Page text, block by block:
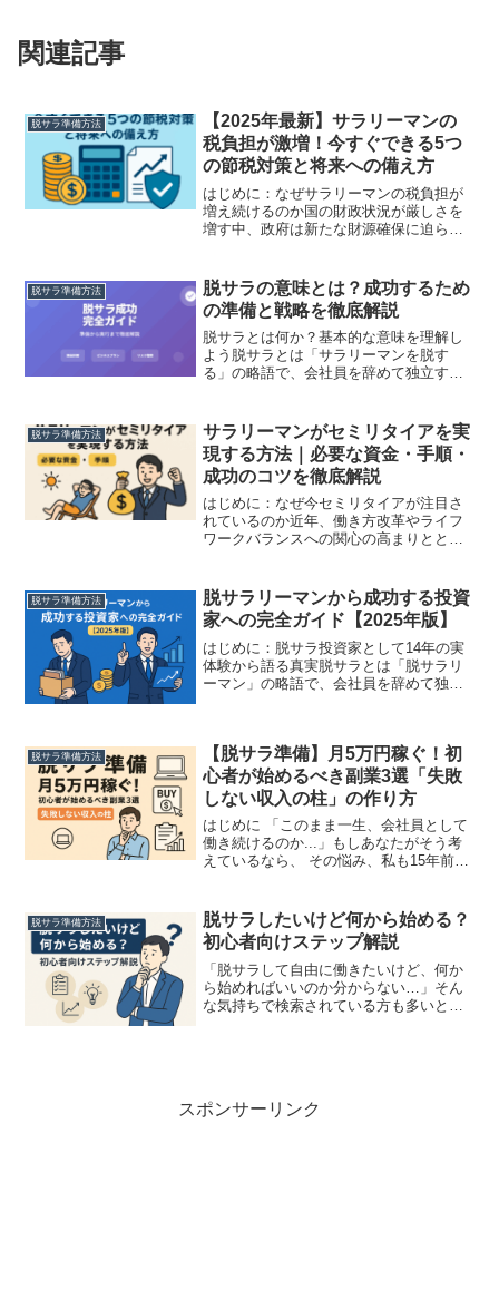
関連記事
脱サラ準備方法
【2025年最新】サラリーマンの
税負担が激増！今すぐできる5つ
の節税対策と将来への備え方
はじめに：なぜサラリーマンの税負担が
増え続けるのか国の財政状況が厳しさを
増す中、政府は新たな財源確保に迫られ
与から自動的に税金が天引きされるサラ
リーマンです。2024年...
脱サラ準備方法
脱サラの意味とは？成功するため
の準備と戦略を徹底解説
脱サラとは何か？基本的な意味を理解し
よう脱サラとは「サラリーマンを脱す
る」の略語で、会社員を辞めて独立する
の選択肢の一つです。脱サラの種類脱サ
ラには大きく分けて以下の3...
脱サラ準備方法
サラリーマンがセミリタイアを実
現する方法｜必要な資金・手順・
成功のコツを徹底解説
はじめに：なぜ今セミリタイアが注目さ
れているのか近年、働き方改革やライフ
ワークバランスへの関心の高まりととも
す。定年まで会社に縛られることなく、
経済的自由を手に入れて自...
脱サラ準備方法
脱サラリーマンから成功する投資
家への完全ガイド【2025年版】
はじめに：脱サラ投資家として14年の実
体験から語る真実脱サラとは「脱サラリ
ーマン」の略語で、会社員を辞めて独立
す。しかし、その道のり...
脱サラ準備方法
【脱サラ準備】月5万円稼ぐ！初
心者が始めるべき副業3選「失敗
しない収入の柱」の作り方
はじめに 「このまま一生、会社員として
働き続けるのか...」もしあなたがそう考
えているなら、 その悩み、私も15年前に
が一気に広がります。このたった1つの収
入の柱...
脱サラ準備方法
脱サラしたいけど何から始める？
初心者向けステップ解説
「脱サラして自由に働きたいけど、何か
ら始めればいいのか分からない…」そん
な気持ちで検索されている方も多いと思
スポンサーリンク